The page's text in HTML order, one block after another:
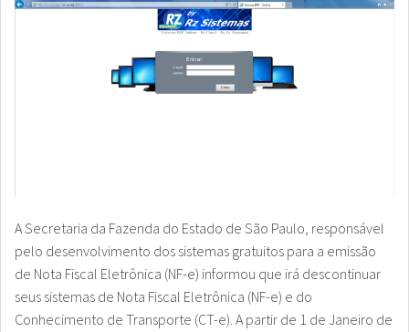
Sobre
A Secretaria da Fazenda do Estado de São Paulo, responsável
pelo desenvolvimento dos sistemas gratuitos para a emissão
de Nota Fiscal Eletrônica (NF-e) informou que irá descontinuar
seus sistemas de Nota Fiscal Eletrônica (NF-e) e do
Conhecimento de Transporte (CT-e). A partir de 1 de Janeiro de